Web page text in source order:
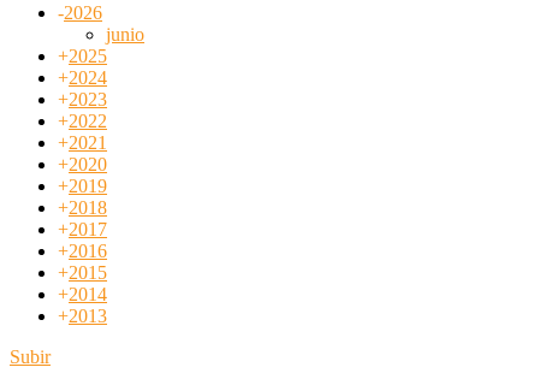
-2026
junio
+2025
+2024
+2023
+2022
+2021
+2020
+2019
+2018
+2017
+2016
+2015
+2014
+2013
Subir